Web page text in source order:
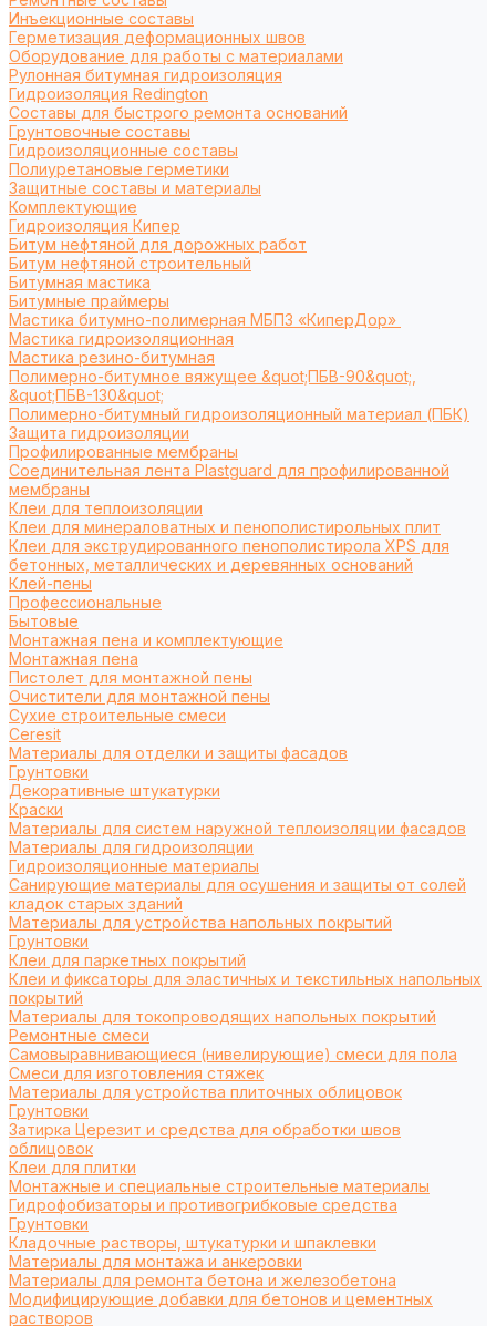
Инъекционные составы
Герметизация деформационных швов
Оборудование для работы с материалами
Рулонная битумная гидроизоляция
Гидроизоляция Redington
Составы для быстрого ремонта оснований
Грунтовочные составы
Гидроизоляционные составы
Полиуретановые герметики
Защитные составы и материалы
Комплектующие
Гидроизоляция Кипер
Битум нефтяной для дорожных работ
Битум нефтяной строительный
Битумная мастика
Битумные праймеры
Мастика битумно-полимерная МБПЗ «КиперДор»
Мастика гидроизоляционная
Мастика резино-битумная
Полимерно-битумное вяжущее &quot;ПБВ-90&quot;,
&quot;ПБВ-130&quot;
Полимерно-битумный гидроизоляционный материал (ПБК)
Защита гидроизоляции
Профилированные мембраны
Соединительная лента Plastguard для профилированной
мембраны
Клеи для теплоизоляции
Клеи для минераловатных и пенополистирольных плит
Клеи для экструдированного пенополистирола XPS для
бетонных, металлических и деревянных оснований
Клей-пены
Профессиональные
Бытовые
Монтажная пена и комплектующие
Монтажная пена
Пистолет для монтажной пены
Очистители для монтажной пены
Сухие строительные смеси
Ceresit
Материалы для отделки и защиты фасадов
Грунтовки
Декоративные штукатурки
Краски
Материалы для систем наружной теплоизоляции фасадов
Материалы для гидроизоляции
Гидроизоляционные материалы
Санирующие материалы для осушения и защиты от солей
кладок старых зданий
Материалы для устройства напольных покрытий
Грунтовки
Клеи для паркетных покрытий
Клеи и фиксаторы для эластичных и текстильных напольных
покрытий
Материалы для токопроводящих напольных покрытий
Ремонтные смеси
Самовыравнивающиеся (нивелирующие) смеси для пола
Смеси для изготовления стяжек
Материалы для устройства плиточных облицовок
Грунтовки
Затирка Церезит и средства для обработки швов
облицовок
Клеи для плитки
Монтажные и специальные строительные материалы
Гидрофобизаторы и противогрибковые средства
Грунтовки
Кладочные растворы, штукатурки и шпаклевки
Материалы для монтажа и анкеровки
Материалы для ремонта бетона и железобетона
Модифицирующие добавки для бетонов и цементных
растворов